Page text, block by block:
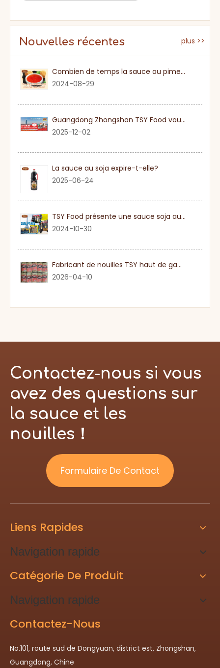
Nouvelles récentes plus >>
Combien de temps la sauce au piment sucré
2024-08-29
Guangdong Zhongshan TSY Food vous invite sincèrement à visiter l'exposition Gulfood de Dubaï 2026
2025-12-02
La sauce au soja expire-t-elle?
2025-06-24
TSY Food présente une sauce soja authentique au SIAL PARIS 2024
2024-10-30
Fabricant de nouilles TSY haut de gamme dans le Guangdong
2026-04-10
Contactez-nous si vous
avez des questions sur
la sauce et les
nouilles！
Formulaire De Contact
Liens Rapides
Navigation rapide
Catégorie De Produit
Navigation rapide
Contactez-Nous
No.101, route sud de Dongyuan, district est, Zhongshan,
Guangdong, Chine